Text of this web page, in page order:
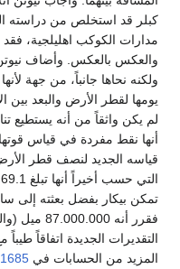
كبلر قد استخلص من دراسته
مدارات الكوكب اهليلجية، فقد
ولكنه نحاها جانباً، من جهة
يومها لقطر الأرض والبعد
لم يكن واثقاً من أنه يستطيع
أنها نقط مفردة في قياس
قياسه الجديد لنصف قطر
تمكن بيكار بفضل بعثته
التقديرات الجديدة اتفاقاً
المزيد من الحسابات في 1685